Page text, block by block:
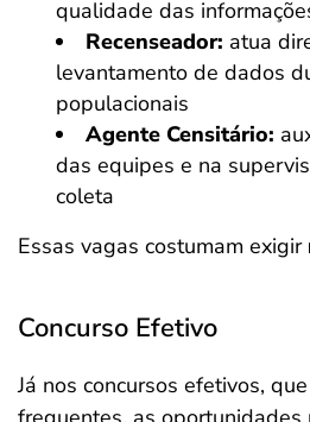
qualidade das
Recenseador: atua
levantamento de dados
populacionais
Agente Censitário:
das equipes e na
coleta
Essas vagas costumam exigir
Concurso Efetivo
Já nos concursos efetivos,